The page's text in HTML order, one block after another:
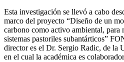
Esta investigación se llevó a cabo
marco del proyecto “Diseño de un
carbono como activo ambiental,
sistemas pastoriles subantárticos”
director es el Dr. Sergio Radic, de la
en el cual la académica es